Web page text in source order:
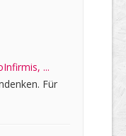
...
Für